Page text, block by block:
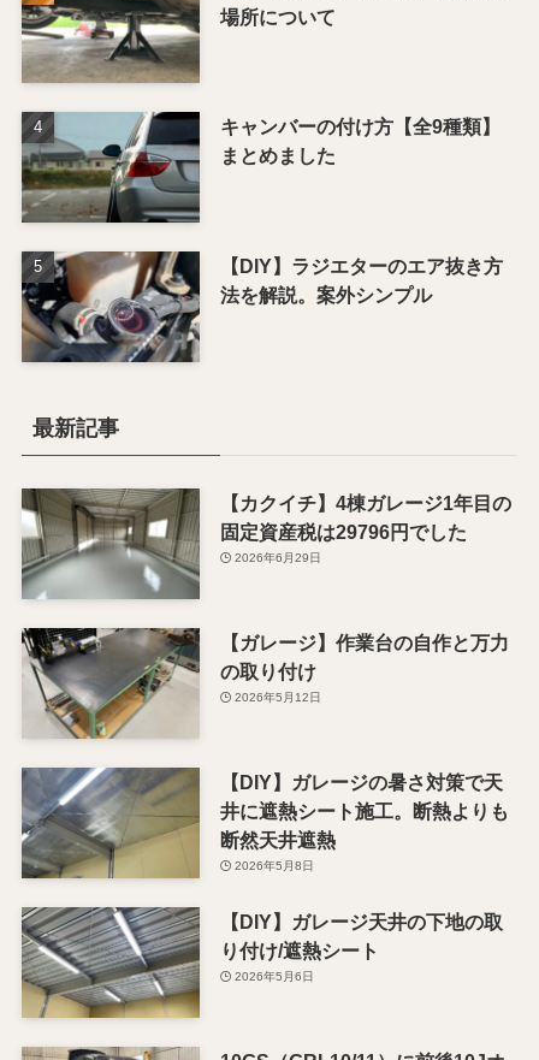
場所について
キャンバーの付け方【全9種類】
まとめました
【DIY】ラジエターのエア抜き方
法を解説。案外シンプル
最新記事
【カクイチ】4棟ガレージ1年目の
固定資産税は29796円でした
2026年6月29日
【ガレージ】作業台の自作と万力
の取り付け
2026年5月12日
【DIY】ガレージの暑さ対策で天
井に遮熱シート施工。断熱よりも
断然天井遮熱
2026年5月8日
【DIY】ガレージ天井の下地の取
り付け/遮熱シート
2026年5月6日